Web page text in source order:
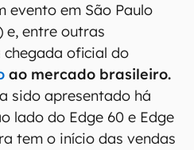
evento em São Paulo
e, entre outras
chegada oficial do
ao mercado brasileiro.
sido apresentado há
lado do Edge 60 e Edge
tem o início das vendas